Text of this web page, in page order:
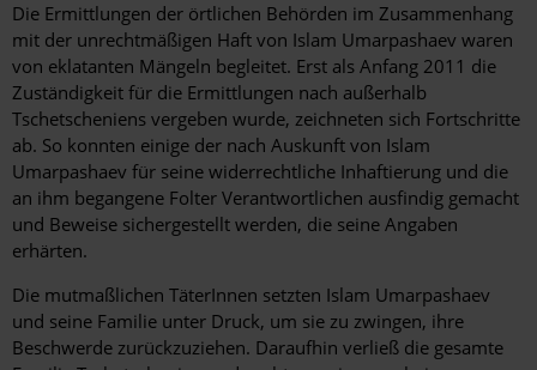
Die Ermittlungen der örtlichen Behörden im Zusammenhang
mit der unrechtmäßigen Haft von Islam Umarpashaev waren
von eklatanten Mängeln begleitet. Erst als Anfang 2011 die
Zuständigkeit für die Ermittlungen nach außerhalb
Tschetscheniens vergeben wurde, zeichneten sich Fortschritte
ab. So konnten einige der nach Auskunft von Islam
Umarpashaev für seine widerrechtliche Inhaftierung und die
an ihm begangene Folter Verantwortlichen ausfindig gemacht
und Beweise sichergestellt werden, die seine Angaben
erhärten.
Die mutmaßlichen TäterInnen setzten Islam Umarpashaev
und seine Familie unter Druck, um sie zu zwingen, ihre
Beschwerde zurückzuziehen. Daraufhin verließ die gesamte